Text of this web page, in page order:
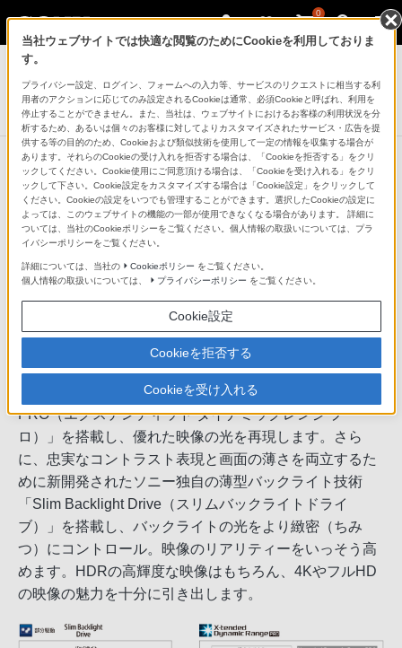
0
テレビ ブラビア
4K液晶テレビ
X9300Dシリーズ
新開発の高性能バックライト技術に
よって、スリムな本体デザインなが
ら、つややかな輝きと高コントラス
トを実現
バックライトの明るい部分に最大で3倍の電流を集中さ
せ、表現できる輝度の幅を拡大させることで、つややか
な輝きのある映像を実現する「X-tended Dynamic Range
PRO（エクステンディッド ダイナミックレンジ プ
ロ）」を搭載し、優れた映像の光を再現します。さら
に、忠実なコントラスト表現と画面の薄さを両立するた
めに新開発されたソニー独自の薄型バックライト技術
「Slim Backlight Drive（スリムバックライトドライ
ブ）」を搭載し、バックライトの光をより緻密（ちみ
つ）にコントロール。映像のリアリティーをいっそう高
めます。HDRの高輝度な映像はもちろん、4KやフルHD
の映像の魅力を十分に引き出します。
当社ウェブサイトでは快適な閲覧のためにCookieを利用しておりま
す。
プライバシー設定、ログイン、フォームへの入力等、サービスのリクエストに相当する利
用者のアクションに応じてのみ設定されるCookieは通常、必須Cookieと呼ばれ、利用を
停止することができません。また、当社は、ウェブサイトにおけるお客様の利用状況を分
析するため、あるいは個々のお客様に対してよりカスタマイズされたサービス・広告を提
供する等の目的のため、Cookieおよび類似技術を使用して一定の情報を収集する場合が
あります。それらのCookieの受け入れを拒否する場合は、「Cookieを拒否する」をクリ
ックしてください。Cookie使用にご同意頂ける場合は、「Cookieを受け入れる」をクリ
ックして下さい。Cookie設定をカスタマイズする場合は「Cookie設定」をクリックして
ください。Cookieの設定をいつでも管理することができます。選択したCookieの設定に
よっては、このウェブサイトの機能の一部が使用できなくなる場合があります。 詳細に
ついては、当社のCookieポリシーをご覧ください。個人情報の取扱いについては、プラ
イバシーポリシーをご覧ください。
詳細については、当社の Cookieポリシー をご覧ください。
個人情報の取扱いについては、
プライバシーポリシー をご覧ください。
Cookie設定
Cookieを拒否する
Cookieを受け入れる